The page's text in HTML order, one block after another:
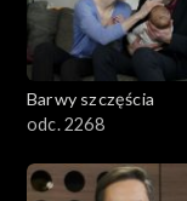
Barwy szczęścia
odc. 2268